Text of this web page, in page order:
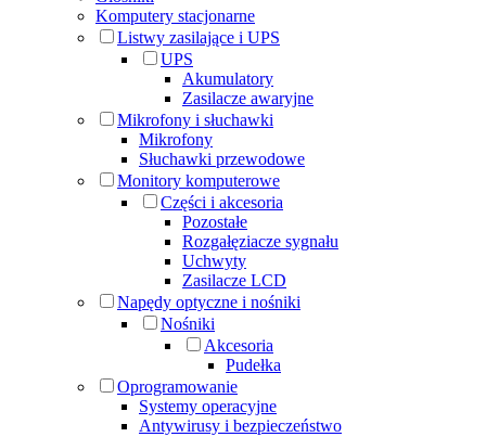
Komputery stacjonarne
Listwy zasilające i UPS
UPS
Akumulatory
Zasilacze awaryjne
Mikrofony i słuchawki
Mikrofony
Słuchawki przewodowe
Monitory komputerowe
Części i akcesoria
Pozostałe
Rozgałęziacze sygnału
Uchwyty
Zasilacze LCD
Napędy optyczne i nośniki
Nośniki
Akcesoria
Pudełka
Oprogramowanie
Systemy operacyjne
Antywirusy i bezpieczeństwo